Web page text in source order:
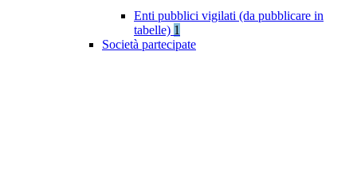
Enti pubblici vigilati (da pubblicare in
tabelle) 1
Società partecipate